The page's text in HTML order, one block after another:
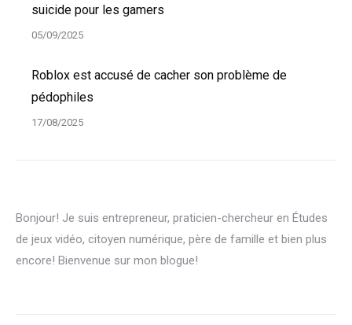
suicide pour les gamers
05/09/2025
Roblox est accusé de cacher son problème de
pédophiles
17/08/2025
Bonjour! Je suis entrepreneur, praticien-chercheur en Études
de jeux vidéo, citoyen numérique, père de famille et bien plus
encore! Bienvenue sur mon blogue!